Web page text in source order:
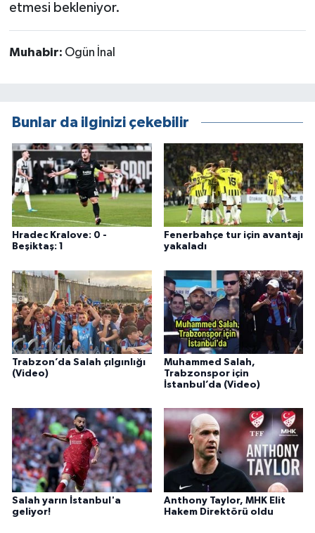
etmesi bekleniyor.
Muhabir: Ogün İnal
Bunlar da ilginizi çekebilir
Hradec Kralove: 0 -
Beşiktaş: 1
Fenerbahçe tur için avantajı
yakaladı
Trabzon’da Salah çılgınlığı
(Video)
Muhammed Salah,
Trabzonspor için
İstanbul’da (Video)
Salah yarın İstanbul'a
geliyor!
Anthony Taylor, MHK Elit
Hakem Direktörü oldu